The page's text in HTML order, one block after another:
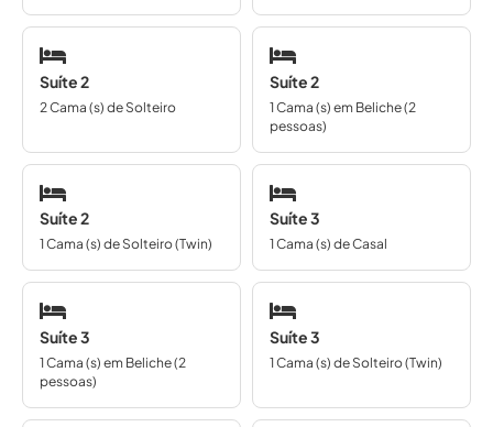
Suíte 2
2 Cama (s) de Solteiro
Suíte 2
1 Cama (s) em Beliche (2
pessoas)
Suíte 2
1 Cama (s) de Solteiro (Twin)
Suíte 3
1 Cama (s) de Casal
Suíte 3
1 Cama (s) em Beliche (2
pessoas)
Suíte 3
1 Cama (s) de Solteiro (Twin)